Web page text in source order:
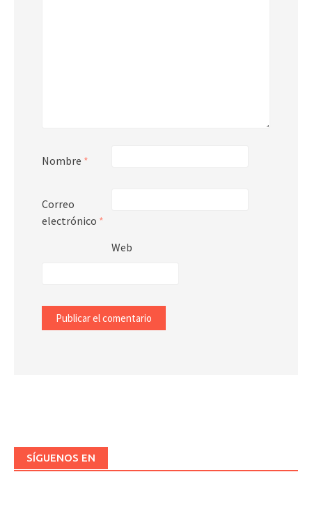
Nombre *
Correo
electrónico *
Web
SÍGUENOS EN